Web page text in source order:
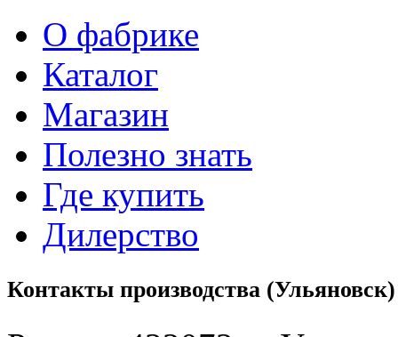
О фабрике
Каталог
Магазин
Полезно знать
Где купить
Дилерство
Контакты производства (Ульяновск)